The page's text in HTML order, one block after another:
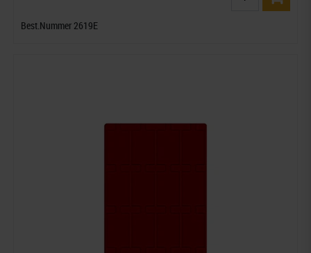
Best.Nummer 2619E